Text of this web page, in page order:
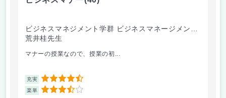
ビジネスマネジメント学群 ビジネスマネージメント
学類
荒井桂先生
マナーの授業なので、授業の初...
充実 4.5
楽単 3.5